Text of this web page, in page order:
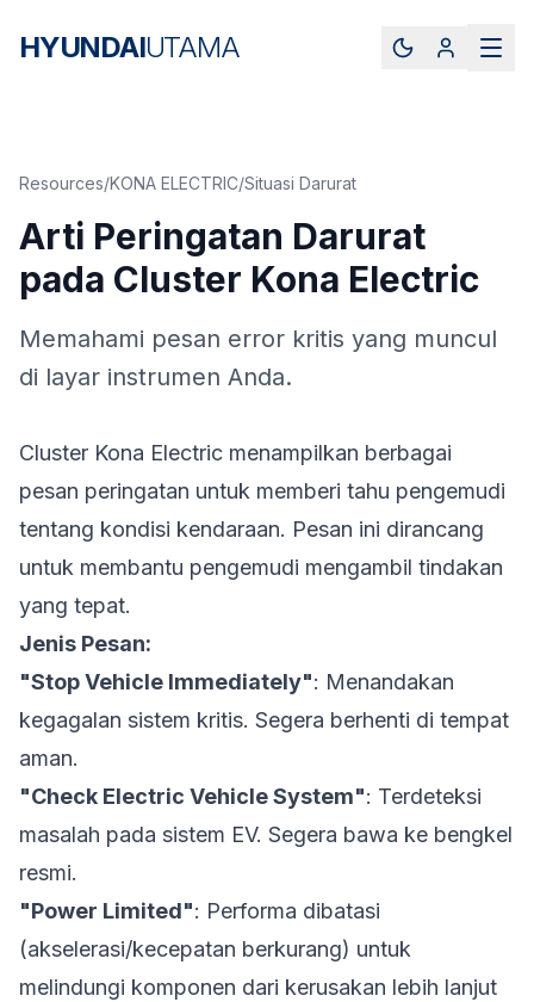
HYUNDAIUTAMA
Resources/KONA ELECTRIC/Situasi Darurat
Arti Peringatan Darurat
pada Cluster Kona Electric
Memahami pesan error kritis yang muncul
di layar instrumen Anda.
Cluster Kona Electric menampilkan berbagai
pesan peringatan untuk memberi tahu pengemudi
tentang kondisi kendaraan. Pesan ini dirancang
untuk membantu pengemudi mengambil tindakan
yang tepat.
Jenis Pesan:
"Stop Vehicle Immediately": Menandakan
kegagalan sistem kritis. Segera berhenti di tempat
aman.
"Check Electric Vehicle System": Terdeteksi
masalah pada sistem EV. Segera bawa ke bengkel
resmi.
"Power Limited": Performa dibatasi
(akselerasi/kecepatan berkurang) untuk
melindungi komponen dari kerusakan lebih lanjut